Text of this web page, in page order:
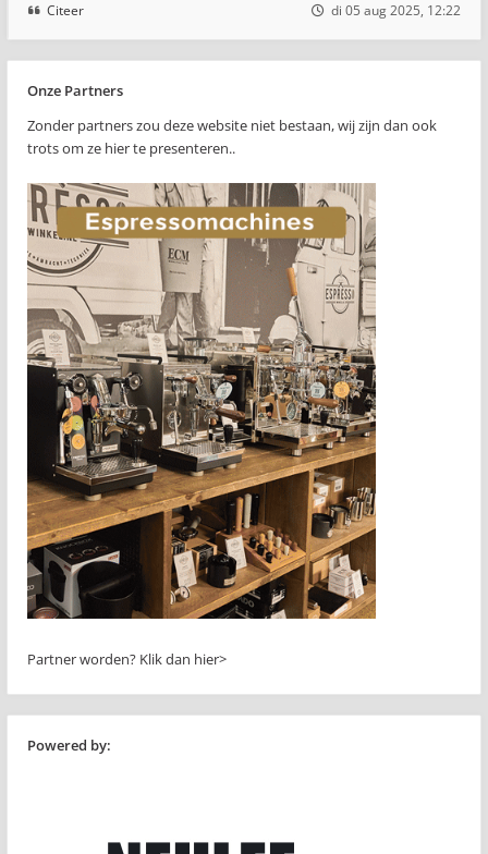
Citeer di 05 aug 2025, 12:22
Onze Partners
Zonder partners zou deze website niet bestaan, wij zijn dan ook
trots om ze hier te presenteren..
Partner worden? Klik dan hier>
Powered by: